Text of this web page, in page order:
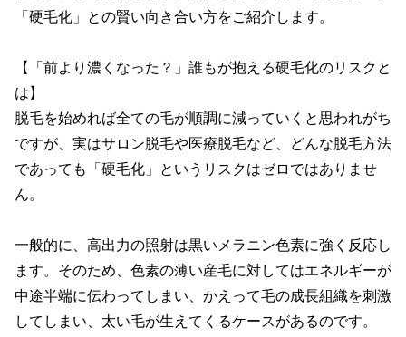
「硬毛化」との賢い向き合い方をご紹介します。
【「前より濃くなった？」誰もが抱える硬毛化のリスクと
は】
脱毛を始めれば全ての毛が順調に減っていくと思われがち
ですが、実はサロン脱毛や医療脱毛など、どんな脱毛方法
であっても「硬毛化」というリスクはゼロではありませ
ん。
一般的に、高出力の照射は黒いメラニン色素に強く反応し
ます。そのため、色素の薄い産毛に対してはエネルギーが
中途半端に伝わってしまい、かえって毛の成長組織を刺激
してしまい、太い毛が生えてくるケースがあるのです。